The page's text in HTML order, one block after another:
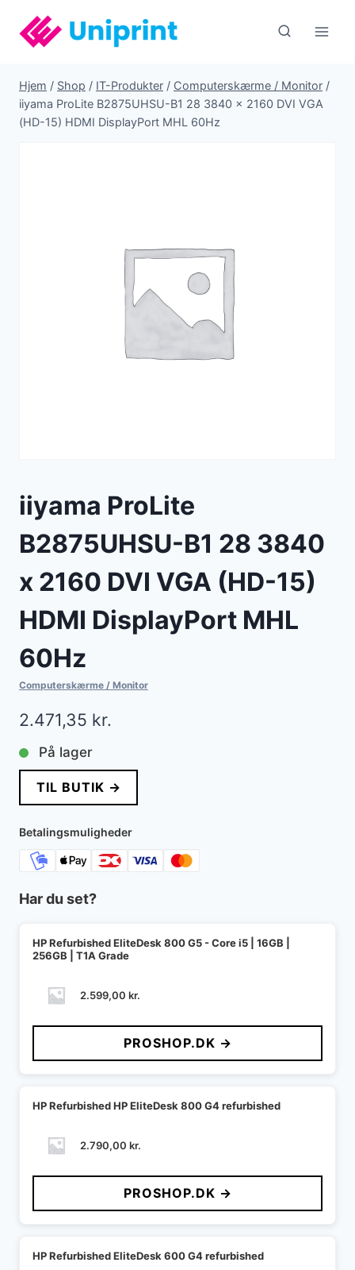
indhold
Hjem / Shop / IT-Produkter / Computerskærme / Monitor /
iiyama ProLite B2875UHSU-B1 28 3840 x 2160 DVI VGA
(HD-15) HDMI DisplayPort MHL 60Hz
iiyama ProLite
B2875UHSU-B1 28 3840
x 2160 DVI VGA (HD-15)
HDMI DisplayPort MHL
60Hz
Computerskærme / Monitor
2.471,35 kr.
På lager
TIL BUTIK →
Betalingsmuligheder
Har du set?
HP Refurbished EliteDesk 800 G5 - Core i5 | 16GB |
256GB | T1A Grade
2.599,00 kr.
PROSHOP.DK →
HP Refurbished HP EliteDesk 800 G4 refurbished
2.790,00 kr.
PROSHOP.DK →
HP Refurbished EliteDesk 600 G4 refurbished